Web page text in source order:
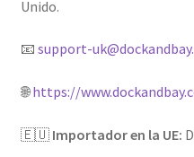
Unido.
📧 support-
🌐https://
🇪🇺 Importador en la UE: